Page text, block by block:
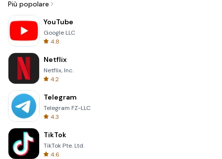
Più popolare
YouTube
Google LLC
4.8
Netflix
Netflix, Inc.
4.2
Telegram
Telegram FZ-LLC
4.3
TikTok
TikTok Pte. Ltd.
4.6